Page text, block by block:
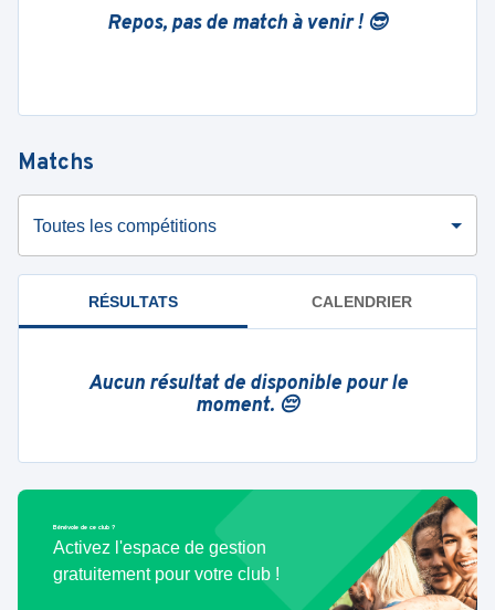
Repos, pas de match à venir ! 😎
Matchs
Toutes les compétitions
RÉSULTATS CALENDRIER
Aucun résultat de disponible pour le
moment. 😔
Bénévole de ce club ?
Activez l'espace de gestion
gratuitement pour votre club !